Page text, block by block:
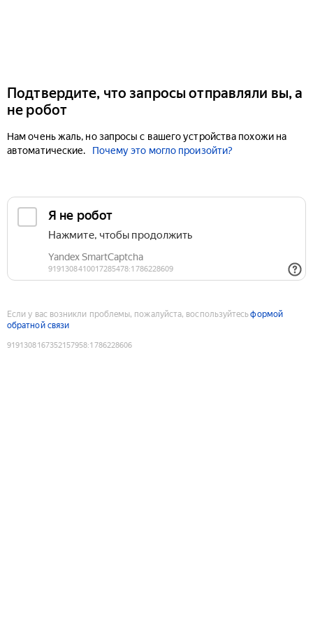
Подтвердите, что запросы отправляли вы, а
не робот
Нам очень жаль, но запросы с вашего устройства похожи на
автоматические.
Почему это могло произойти?
Если у вас возникли проблемы, пожалуйста, воспользуйтесьформой
обратной связи
9191308167352157958:1786228606